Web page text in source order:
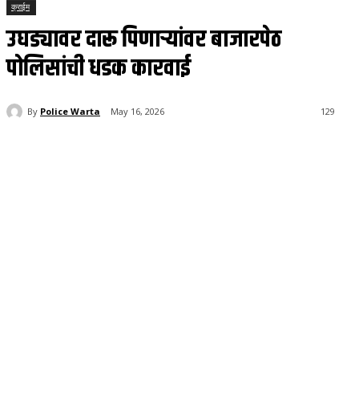
क्राईम
उघड्यावर दारू पिणाऱ्यांवर बाजारपेठ
पोलिसांची धडक कारवाई
By Police Warta May 16, 2026 129